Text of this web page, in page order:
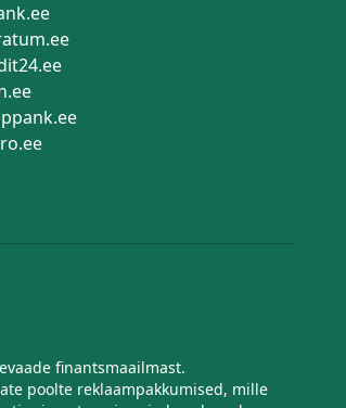
finantsmaailmast.
poolte reklaampakkumised, mille